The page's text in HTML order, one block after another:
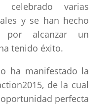
varias
y se han hecho
por alcanzar un
tenido éxito.
ha manifestado la
de la cual
perfecta